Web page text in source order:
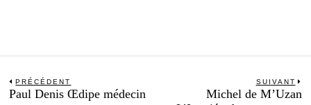
Navigation
de
PRÉCÉDENT
Previous
Paul Denis Œdipe médecin
SUIVANT
Michel de M’Uzan